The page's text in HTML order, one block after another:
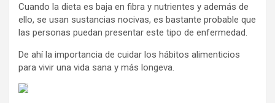
Cuando la dieta es baja en fibra y nutrientes y además de
ello, se usan sustancias nocivas, es bastante probable que
las personas puedan presentar este tipo de enfermedad.
De ahí la importancia de cuidar los hábitos alimenticios
para vivir una vida sana y más longeva.